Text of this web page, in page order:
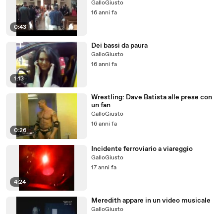
0:43
GalloGiusto
16 anni fa
1:13
Dei bassi da paura
GalloGiusto
16 anni fa
0:26
Wrestling: Dave Batista alle prese con
un fan
GalloGiusto
16 anni fa
4:24
Incidente ferroviario a viareggio
GalloGiusto
17 anni fa
Meredith appare in un video musicale
GalloGiusto